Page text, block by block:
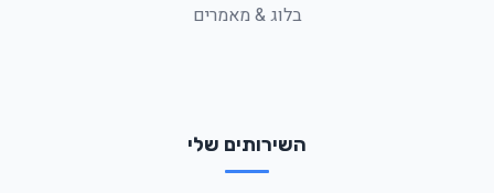
בלוג & מאמרים
השירותים שלי